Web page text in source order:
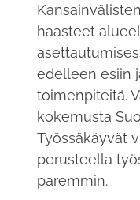
haasteet
edelleen esiin
toimenpiteitä.
kokemusta
Työssäkäyvät
perusteella
paremmin.